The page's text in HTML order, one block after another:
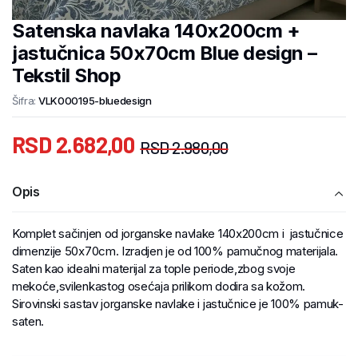
Satenska navlaka 140x200cm +
jastučnica 50x70cm Blue design –
Tekstil Shop
Šifra: VLK000195-bluedesign
RSD2.980,00
RSD 2.682,00
Opis
Komplet sačinjen od jorganske navlake 140x200cm i jastučnice
dimenzije 50x70cm. Izradjen je od 100% pamučnog materijala.
Saten kao idealni materijal za tople periode,zbog svoje
mekoće,svilenkastog osećaja prilikom dodira sa kožom.
Sirovinski sastav jorganske navlake i jastučnice je 100% pamuk-
saten.